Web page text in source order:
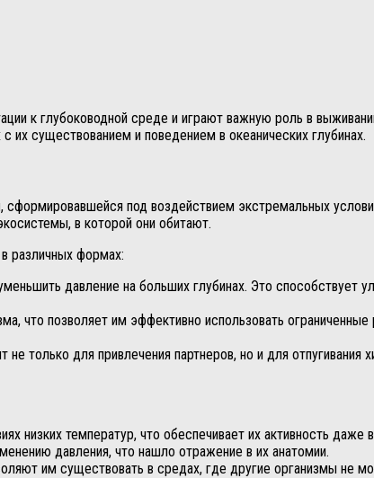
к глубоководной среде и играют важную роль в
существованием и поведением в океанических глубинах.
под воздействием экстремальных
в которой они обитают.
различных формах:
давление на больших глубинах. Это способствует
что позволяет им эффективно использовать
только для привлечения партнеров, но и для отпугивания
низких температур, что обеспечивает их активность
давления, что нашло отражение в их анатомии.
им существовать в средах, где другие организмы не